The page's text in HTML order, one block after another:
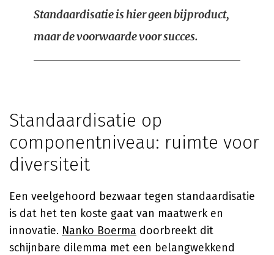
Standaardisatie is hier geen bijproduct,
maar de voorwaarde voor succes.
Standaardisatie op
componentniveau: ruimte voor
diversiteit
Een veelgehoord bezwaar tegen standaardisatie
is dat het ten koste gaat van maatwerk en
innovatie. Nanko Boerma doorbreekt dit
schijnbare dilemma met een belangwekkend